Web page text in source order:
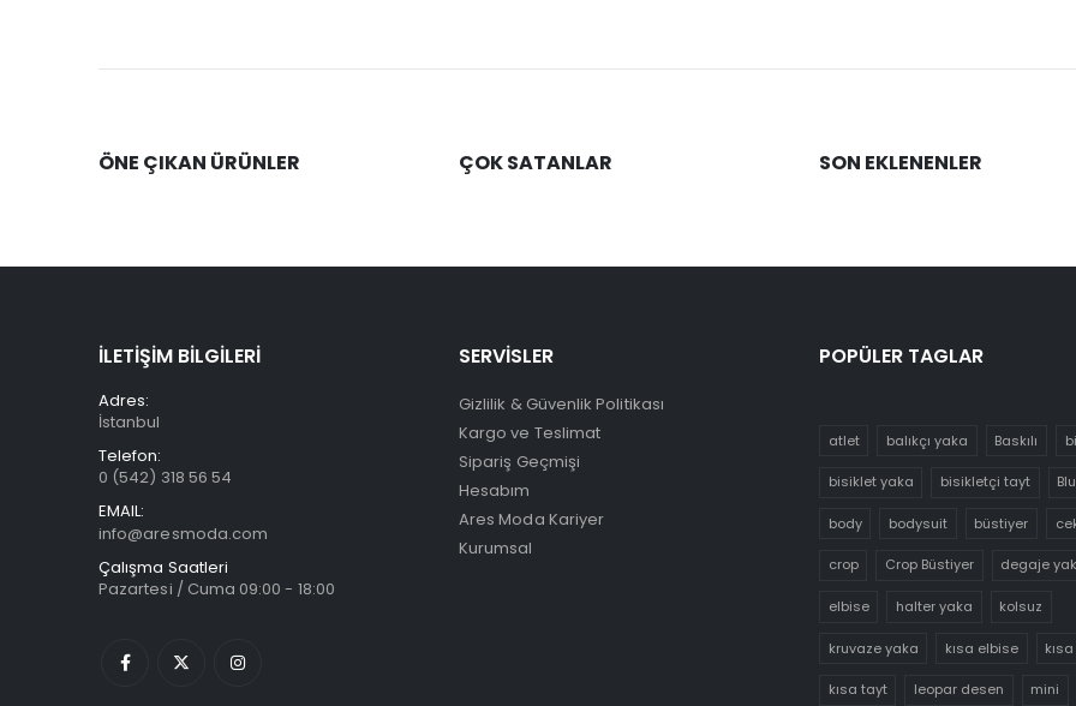
ÖNE ÇIKAN ÜRÜNLER ÇOK SATANLAR SON EKLENENLER
İLETİŞİM BİLGİLERİ
Adres:
İstanbul
Telefon:
0 (542) 318 56 54
EMAIL:
info@aresmoda.com
Çalışma Saatleri
Pazartesi / Cuma 09:00 - 18:00
SERVİSLER
Gizlilik & Güvenlik Politikası
Kargo ve Teslimat
Sipariş Geçmişi
Hesabım
Ares Moda Kariyer
Kurumsal
POPÜLER TAGLAR
atlet balıkçı yaka Baskılı
bisiklet yaka bisikletçi tayt
body bodysuit büstiyer
crop Crop Büstiyer degaje
elbise halter yaka kolsuz
kruvaze yaka kısa elbise
kısa tayt leopar desen mini